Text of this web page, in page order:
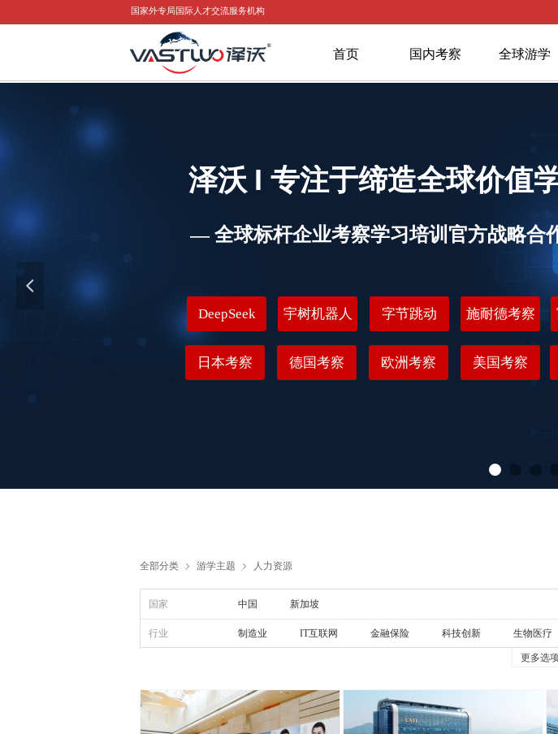
日本考察
DeepSeek
德国考察
宇树机器人
欧洲考察
字节跳动 施耐德考察
美国考察
泽沃 I 专注于缔造全球价值
— 全球标杆企业考察学习培训官方战略合
넳
首页 国内考察 全球游学
国家外专局国际人才交流服务机构
全部分类 ꁇ 游学主题 ꁇ 人力资源
国家 中国 新加坡
行业 制造业 IT互联网 金融保险 科技创新 生物医疗
更多选项
泽沃 I专注于缔造全球价值学习